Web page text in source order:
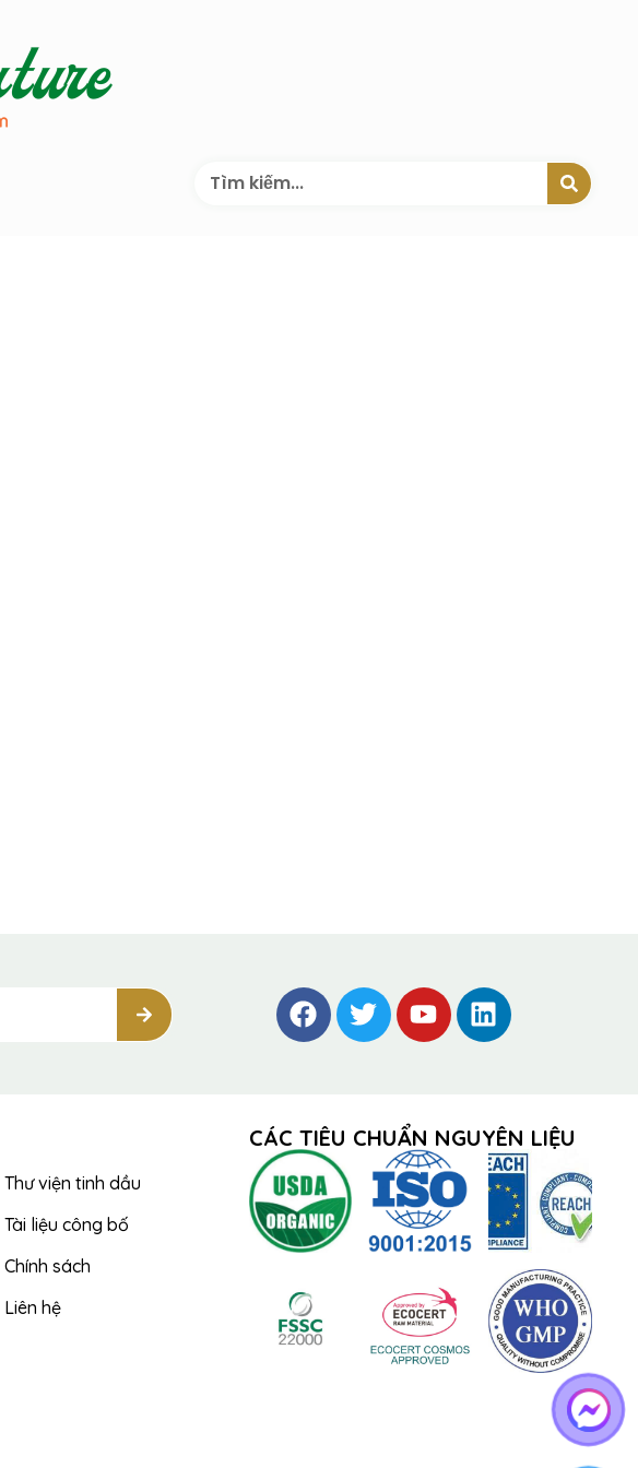
Thư viện tinh dầu
Tài liệu công bố
Chính sách
Liên hệ
CÁC TIÊU CHUẨN NGUYÊN LIỆU